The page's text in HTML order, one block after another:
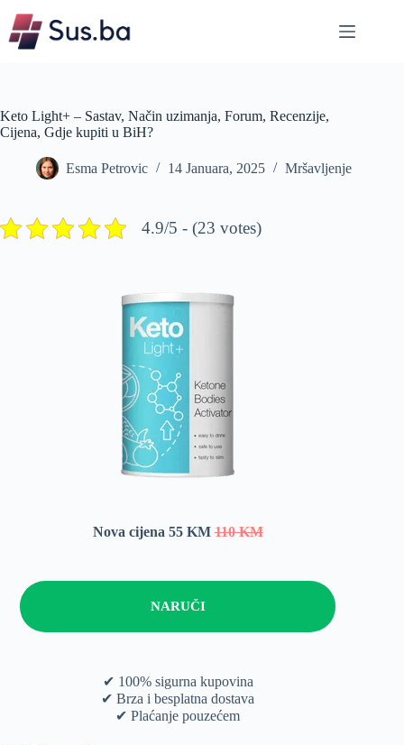
content
Keto Light+ – Sastav, Način uzimanja, Forum, Recenzije,
Cijena, Gdje kupiti u BiH?
Esma Petrovic 14 Januara, 2025 Mršavljenje
4.9/5 - (23 votes)
Nova cijena 55 KM110 KM
NARUČI
✔ 100% sigurna kupovina
✔ Brza i besplatna dostava
✔ Plaćanje pouzećem